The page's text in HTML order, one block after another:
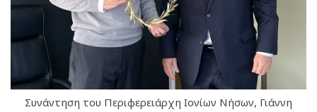
Συνάντηση του Περιφερειάρχη Ιονίων Νήσων, Γιάννη